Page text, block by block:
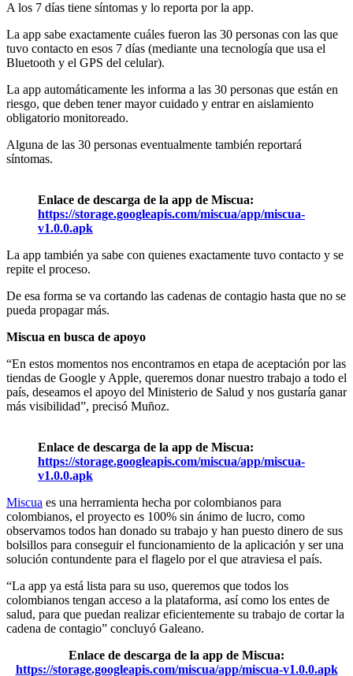
A los 7 días tiene síntomas y lo reporta por la app.
La app sabe exactamente cuáles fueron las 30 personas con las que
tuvo contacto en esos 7 días (mediante una tecnología que usa el
Bluetooth y el GPS del celular).
La app automáticamente les informa a las 30 personas que están en
riesgo, que deben tener mayor cuidado y entrar en aislamiento
obligatorio monitoreado.
Alguna de las 30 personas eventualmente también reportará
síntomas.
Enlace de descarga de la app de Miscua:
https://storage.googleapis.com/miscua/app/miscua-
v1.0.0.apk
La app también ya sabe con quienes exactamente tuvo contacto y se
repite el proceso.
De esa forma se va cortando las cadenas de contagio hasta que no se
pueda propagar más.
Miscua en busca de apoyo
“En estos momentos nos encontramos en etapa de aceptación por las
tiendas de Google y Apple, queremos donar nuestro trabajo a todo el
país, deseamos el apoyo del Ministerio de Salud y nos gustaría ganar
más visibilidad”, precisó Muñoz.
Enlace de descarga de la app de Miscua:
https://storage.googleapis.com/miscua/app/miscua-
v1.0.0.apk
Miscua es una herramienta hecha por colombianos para
colombianos, el proyecto es 100% sin ánimo de lucro, como
observamos todos han donado su trabajo y han puesto dinero de sus
bolsillos para conseguir el funcionamiento de la aplicación y ser una
solución contundente para el flagelo por el que atraviesa el país.
“La app ya está lista para su uso, queremos que todos los
colombianos tengan acceso a la plataforma, así como los entes de
salud, para que puedan realizar eficientemente su trabajo de cortar la
cadena de contagio” concluyó Galeano.
Enlace de descarga de la app de Miscua:
https://storage.googleapis.com/miscua/app/miscua-v1.0.0.apk